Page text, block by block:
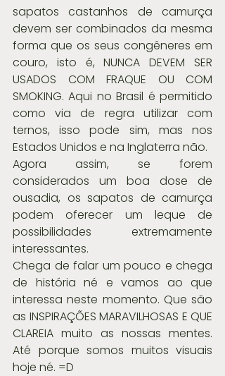
sapatos castanhos de camurça
devem ser combinados da mesma
forma que os seus congêneres em
couro, isto é, NUNCA DEVEM SER
USADOS COM FRAQUE OU COM
SMOKING. Aqui no Brasil é permitido
como via de regra utilizar com
ternos, isso pode sim, mas nos
Estados Unidos e na Inglaterra não.
Agora assim, se forem
considerados um boa dose de
ousadia, os sapatos de camurça
podem oferecer um leque de
possibilidades extremamente
interessantes.
Chega de falar um pouco e chega
de história né e vamos ao que
interessa neste momento. Que são
as INSPIRAÇÕES MARAVILHOSAS E QUE
CLAREIA muito as nossas mentes.
Até porque somos muitos visuais
hoje né. =D